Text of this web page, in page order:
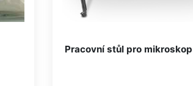
Pracovní stůl pro mikroskop